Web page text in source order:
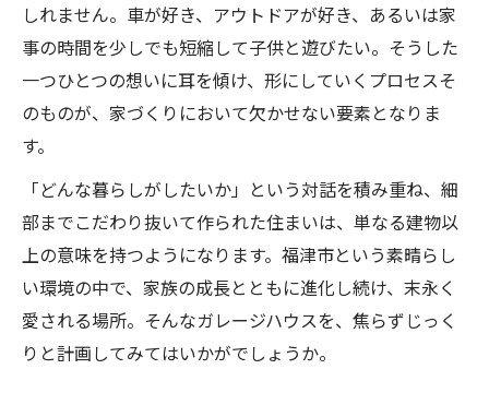
しれません。車が好き、アウトドアが好き、あるいは家
事の時間を少しでも短縮して子供と遊びたい。そうした
一つひとつの想いに耳を傾け、形にしていくプロセスそ
のものが、家づくりにおいて欠かせない要素となりま
す。
「どんな暮らしがしたいか」という対話を積み重ね、細
部までこだわり抜いて作られた住まいは、単なる建物以
上の意味を持つようになります。福津市という素晴らし
い環境の中で、家族の成長とともに進化し続け、末永く
愛される場所。そんなガレージハウスを、焦らずじっく
りと計画してみてはいかがでしょうか。